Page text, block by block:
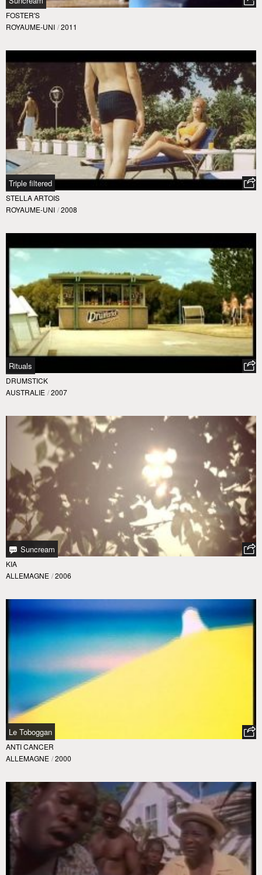
FOSTER'S
ROYAUME-UNI / 2011
Triple filtered
STELLA ARTOIS
ROYAUME-UNI / 2008
Rituals
DRUMSTICK
AUSTRALIE / 2007
Suncream
KIA
ALLEMAGNE / 2006
Le Toboggan
ANTI CANCER
ALLEMAGNE / 2000